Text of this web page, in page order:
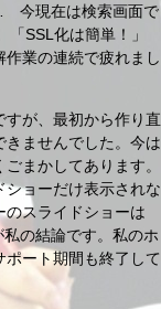
今現在は検索画面で
SSL化は簡単！」
業の連続で疲れまし
すが、最初から作り直
きませんでした。今は
まかしてあります。
ョーだけ表示されな
のスライドショーは
の結論です。私のホ
ート期間も終了して